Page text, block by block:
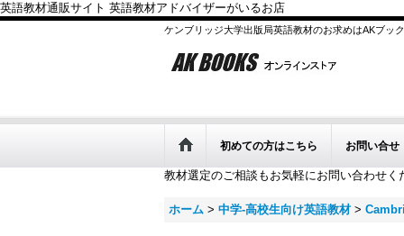
英語教材通販サイト 英語教材アドバイザーがいるお店
ケンブリッジ大学出版局英語教材のお求めはAKブッ
初めての方はこちら お問い合せ
教材選定のご相談もお気軽にお問い合わせく
ホーム > 中学-高校生向け英語教材 >